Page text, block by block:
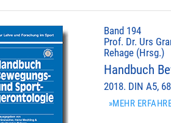
Band 194
Prof. Dr. Urs
Rehage (Hrsg.)
Handbuch
2018. DIN A5,
»MEHR